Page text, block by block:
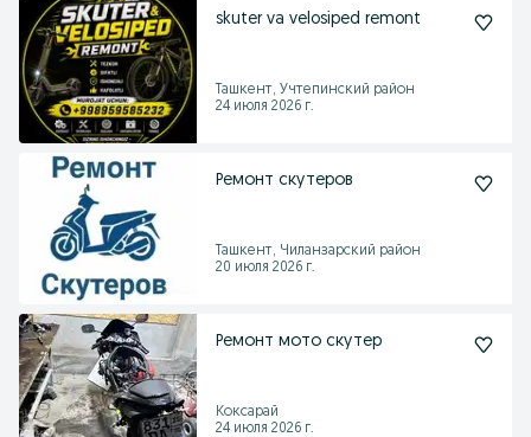
skuter va velosiped remont
Ташкент, Учтепинский район
24 июля 2026 г.
Ремонт скутеров
Ташкент, Чиланзарский район
20 июля 2026 г.
Ремонт мото скутер
Коксарай
24 июля 2026 г.